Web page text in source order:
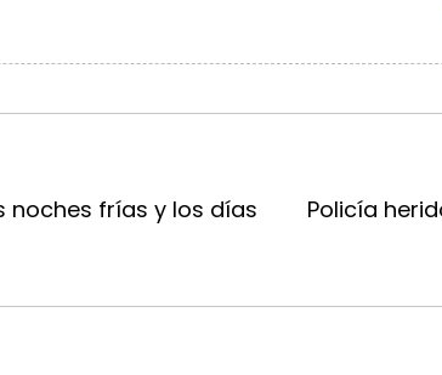
noches frías y los días
Policía